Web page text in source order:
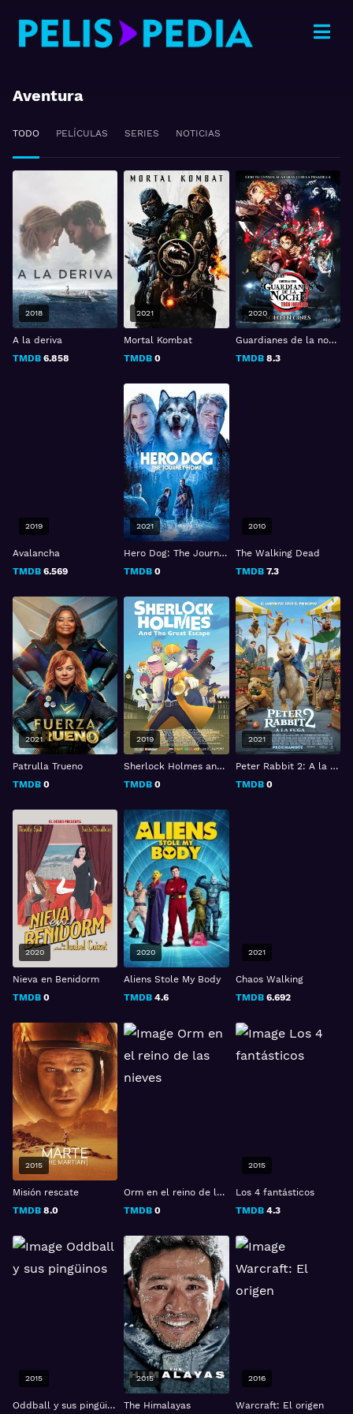
Aventura
TODO PELÍCULAS SERIES NOTICIAS
A la deriva
TMDB 6.858
2018
Mortal Kombat
TMDB 0
2021
Guardianes de la noche - Kimetsu no Yaiba - La película: Tren Infinito
TMDB8.3
2020
Avalancha
TMDB 6.569
2019
Hero Dog: The Journey Home
TMDB 0
2021
The Walking Dead
TMDB7.3
2010
Patrulla Trueno
TMDB 0
2021
Sherlock Holmes and the Great Escape
TMDB 0
2019
Peter Rabbit 2: A la fuga
TMDB0
2021
Nieva en Benidorm
TMDB 0
2020
Aliens Stole My Body
TMDB 4.6
2020
Chaos Walking
TMDB6.692
2021
Misión rescate
TMDB 8.0
2015
Orm en el reino de las nieves
TMDB 0
Los 4 fantásticos
TMDB4.3
2015
Oddball y sus pingüinos
2015
The Himalayas
2015
Warcraft: El origen
2016